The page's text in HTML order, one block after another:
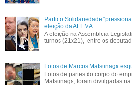
Partido Solidariedade
eleição da ALEMA
A eleição na Assembleia
turnos (21x21), entre os
Fotos de Marcos Matsunaga
Fotos de partes do corpo do
Matsunaga, foram divulgadas na